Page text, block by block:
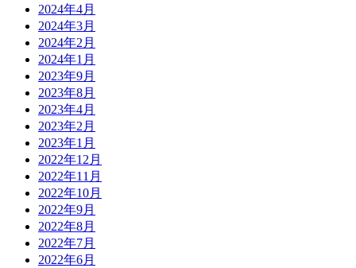
2024年4月
2024年3月
2024年2月
2024年1月
2023年9月
2023年8月
2023年4月
2023年2月
2023年1月
2022年12月
2022年11月
2022年10月
2022年9月
2022年8月
2022年7月
2022年6月